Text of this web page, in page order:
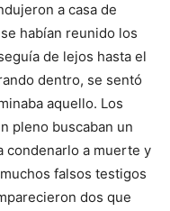
a casa de
habían reunido los
de lejos hasta el
dentro, se sentó
aquello. Los
pleno buscaban un
condenarlo a muerte y
falsos testigos
dos que